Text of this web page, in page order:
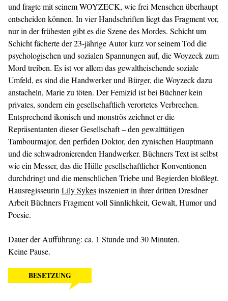
und fragte mit seinem WOYZECK, wie frei Menschen überhaupt
entscheiden können. In vier Handschriften liegt das Fragment vor,
nur in der frühesten gibt es die Szene des Mordes. Schicht um
Schicht fächerte der 23-jährige Autor kurz vor seinem Tod die
psychologischen und sozialen Spannungen auf, die Woyzeck zum
Mord treiben. Es ist vor allem das gewaltheischende soziale
Umfeld, es sind die Handwerker und Bürger, die Woyzeck dazu
anstacheln, Marie zu töten. Der Femizid ist bei Büchner kein
privates, sondern ein gesellschaftlich verortetes Verbrechen.
Entsprechend ikonisch und monströs zeichnet er die
Repräsentanten dieser Gesellschaft – den gewalttätigen
Tambourmajor, den perfiden Doktor, den zynischen Hauptmann
und die schwadronierenden Handwerker. Büchners Text ist selbst
wie ein Messer, das die Hülle gesellschaftlicher Konventionen
durchdringt und die menschlichen Triebe und Begierden bloßlegt.
Hausregisseurin Lily Sykesinszeniert in ihrer dritten Dresdner
Arbeit Büchners Fragment voll Sinnlichkeit, Gewalt, Humor und
Poesie.
Dauer der Aufführung: ca. 1 Stunde und 30 Minuten.
Keine Pause.
BESETZUNG